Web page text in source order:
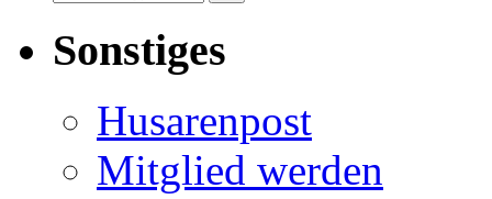
Sonstiges
Husarenpost
Mitglied werden